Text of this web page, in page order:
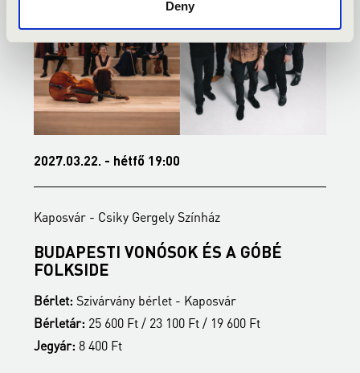
Deny
2027.03.22. - hétfő 19:00
Kaposvár - Csiky Gergely Színház
BUDAPESTI VONÓSOK ÉS A GÓBÉ
FOLKSIDE
Bérlet: Szivárvány bérlet - Kaposvár
Bérletár: 25 600 Ft / 23 100 Ft / 19 600 Ft
Jegyár: 8 400 Ft